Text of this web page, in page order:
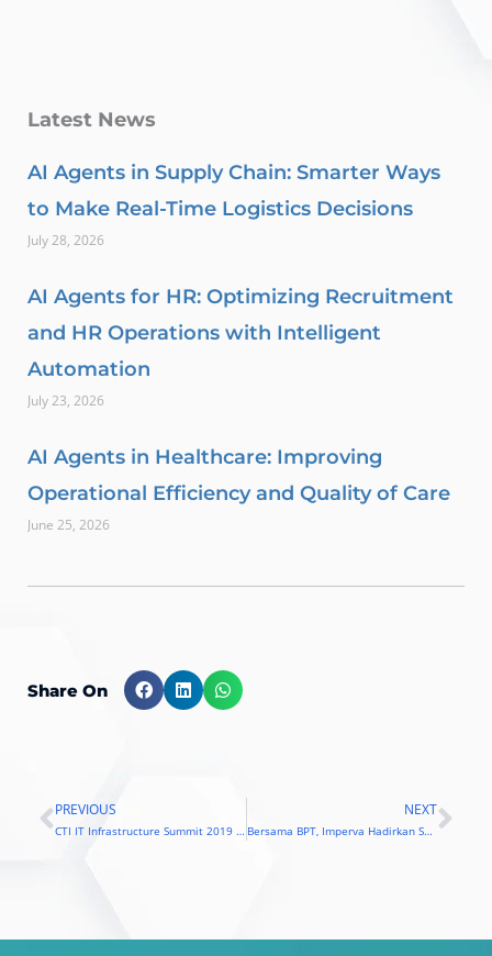
Latest News
AI Agents in Supply Chain: Smarter Ways
to Make Real-Time Logistics Decisions
July 28, 2026
AI Agents for HR: Optimizing Recruitment
and HR Operations with Intelligent
Automation
July 23, 2026
AI Agents in Healthcare: Improving
Operational Efficiency and Quality of Care
June 25, 2026
Share On
Prev
PREVIOUS
CTI IT Infrastructure Summit 2019 Hadirkan Teknologi dan Best Practice AI
NEXT
Bersama BPT, Imperva Hadirkan Scrubbing Center untuk Para Pelaku Bisnis